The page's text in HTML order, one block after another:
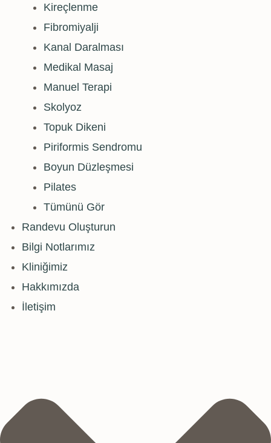
Kireçlenme
Fibromiyalji
Kanal Daralması
Medikal Masaj
Manuel Terapi
Skolyoz
Topuk Dikeni
Piriformis Sendromu
Boyun Düzleşmesi
Pilates
Tümünü Gör
Randevu Oluşturun
Bilgi Notlarımız
Kliniğimiz
Hakkımızda
İletişim